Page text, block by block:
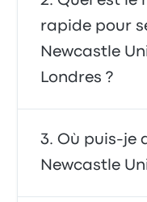
direct à votre
également
service de
rapide pour
Newcastle
Londres ?
Se déplacer de
en bus est
pratique. Les
fiables et offrent
Où puis-je
Newcastle